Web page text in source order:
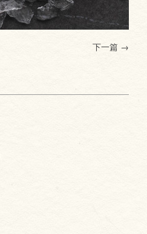
下一篇 →